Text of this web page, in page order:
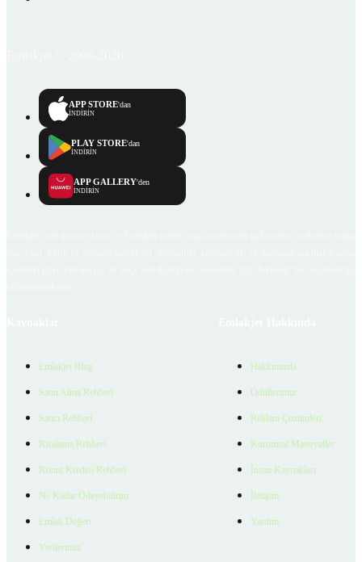
APP STORE'dan
İNDİRİN
PLAY STORE'dan
İNDİRİN
APP GALLERY'den
İNDİRİN
Emlakjet Blog
Satın Alma Rehberi
Satıcı Rehberi
Kiralama Rehberi
Konut Kredisi Rehberi
Ne Kadar Ödeyebilirim
Emlak Değeri
Verilerimiz
Hakkımızda
Ödüllerimiz
Reklam Çözümleri
Kurumsal Materyaller
İnsan Kaynakları
İletişim
Yardım